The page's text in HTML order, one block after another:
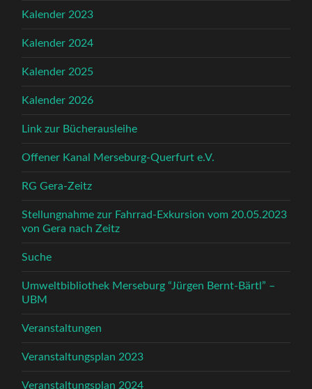
Kalender 2023
Kalender 2024
Kalender 2025
Kalender 2026
Link zur Bücherausleihe
Offener Kanal Merseburg-Querfurt e.V.
RG Gera-Zeitz
Stellungnahme zur Fahrrad-Exkursion vom 20.05.2023
von Gera nach Zeitz
Suche
Umweltbibliothek Merseburg “Jürgen Bernt-Bärtl” –
UBM
Veranstaltungen
Veranstaltungsplan 2023
Veranstaltungsplan 2024